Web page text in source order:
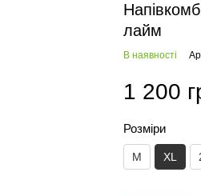
лайм
В наявності
1 200
Розміри
M XL